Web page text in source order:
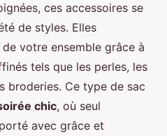
ces accessoires se
de styles. Elles
votre ensemble grâce à
tels que les perles, les
broderies. Ce type de sac
chic, où seul
avec grâce et